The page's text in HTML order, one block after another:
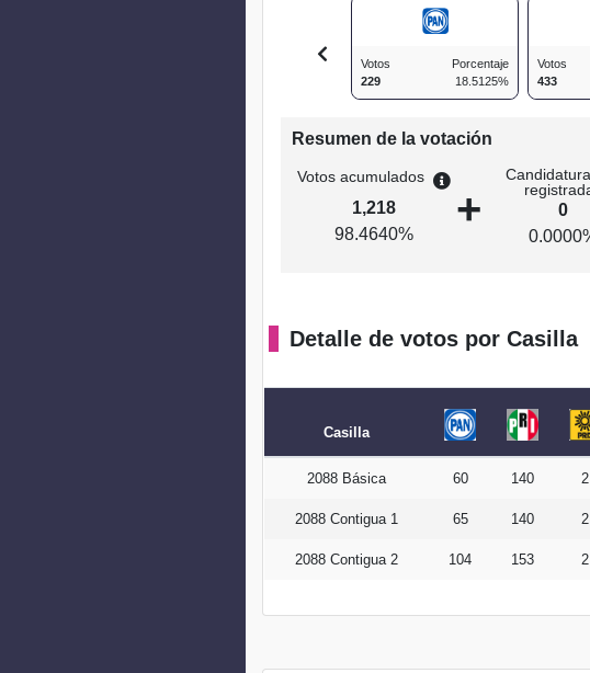
Votos
229
Porcentaje
18.5125%
Votos
433
Resumen de la votación
Votos acumulados
1,218
98.4640%
+
0
Detalle de votos por Casilla
Casilla
2088 Básica 60 140 2
2088 Contigua 1 65 140 2
2088 Contigua 2 104 153 2